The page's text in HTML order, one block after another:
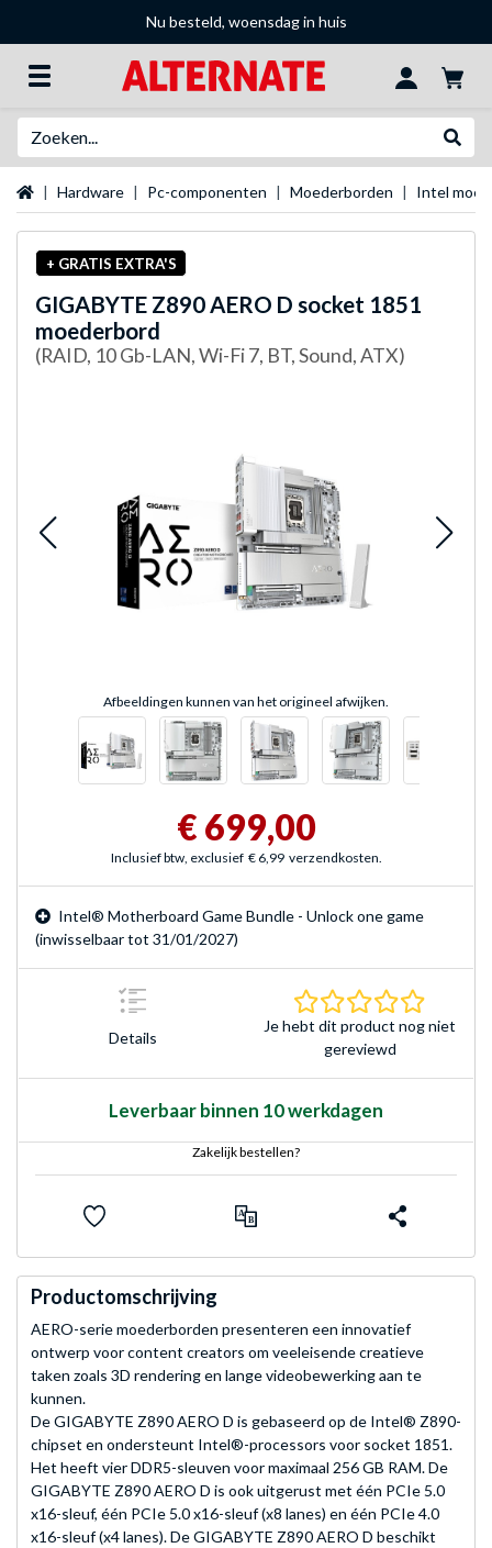
Nu besteld, woensdag in huis
Startpagina
Hardware Pc-componenten Moederborden Intel
+ GRATIS EXTRA'S
GIGABYTE Z890 AERO D socket 1851
moederbord
(RAID, 10 Gb-LAN, Wi-Fi 7, BT, Sound, ATX)
Afbeeldingen kunnen van het origineel afwijken.
€ 699,00
Inclusief btw, exclusief € 6,99 verzendkosten.
Intel® Motherboard Game Bundle - Unlock one game
(inwisselbaar tot 31/01/2027)
Details
Je hebt dit product nog niet
gereviewd
Leverbaar binnen 10 werkdagen
Zakelijk bestellen?
Productomschrijving
AERO-serie moederborden presenteren een innovatief
ontwerp voor content creators om veeleisende creatieve
taken zoals 3D rendering en lange videobewerking aan te
kunnen.
De GIGABYTE Z890 AERO D is gebaseerd op de Intel® Z890-
chipset en ondersteunt Intel®-processors voor socket 1851.
Het heeft vier DDR5-sleuven voor maximaal 256 GB RAM. De
GIGABYTE Z890 AERO D is ook uitgerust met één PCIe 5.0
x16-sleuf, één PCIe 5.0 x16-sleuf (x8 lanes) en één PCIe 4.0
x16-sleuf (x4 lanes). De GIGABYTE Z890 AERO D beschikt